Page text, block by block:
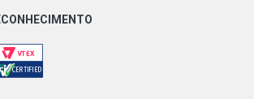
SW 1.8 8V AP FLEX (2005 - 2009)